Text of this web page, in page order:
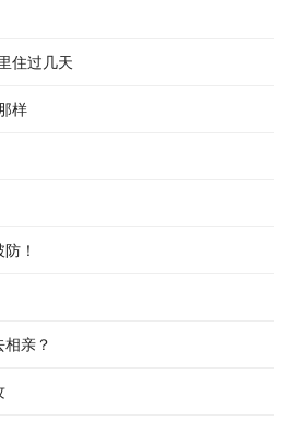
住过几天
样
！
亲？